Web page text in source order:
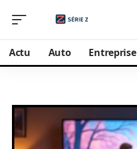
Actu Auto Entreprise